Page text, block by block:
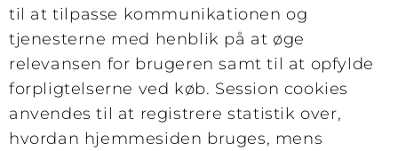
til at tilpasse kommunikationen og
tjenesterne med henblik på at øge
relevansen for brugeren samt til at opfylde
forpligtelserne ved køb. Session cookies
anvendes til at registrere statistik over,
hvordan hjemmesiden bruges, mens